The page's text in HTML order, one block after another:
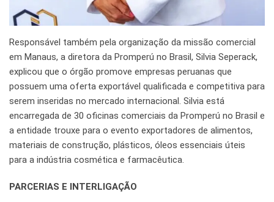
Responsável também pela organização da missão comercial
em Manaus, a diretora da Promperú no Brasil, Silvia Seperack,
explicou que o órgão promove empresas peruanas que
possuem uma oferta exportável qualificada e competitiva para
serem inseridas no mercado internacional. Silvia está
encarregada de 30 oficinas comerciais da Promperú no Brasil e
a entidade trouxe para o evento exportadores de alimentos,
materiais de construção, plásticos, óleos essenciais úteis
para a indústria cosmética e farmacêutica.
PARCERIAS E INTERLIGAÇÃO